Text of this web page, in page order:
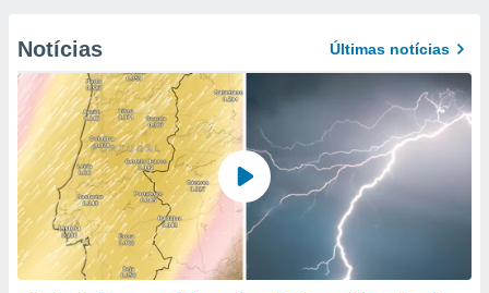
Notícias Últimas notícias